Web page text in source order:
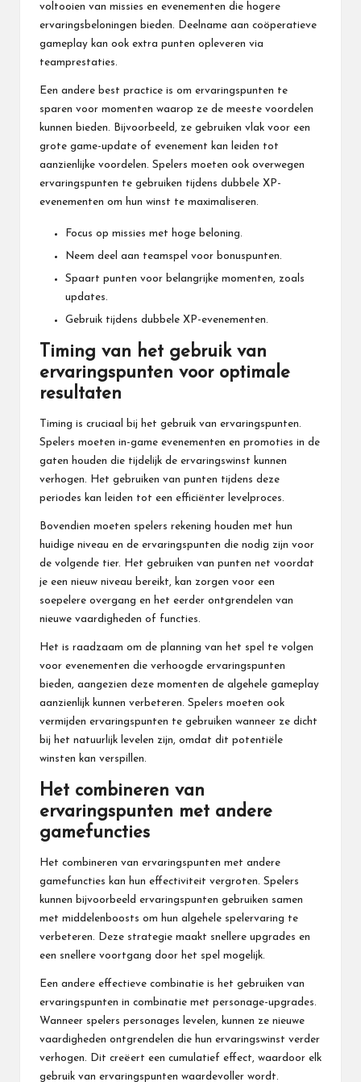
voltooien van missies en evenementen die hogere
ervaringsbeloningen bieden. Deelname aan coöperatieve
gameplay kan ook extra punten opleveren via
teamprestaties.
Een andere best practice is om ervaringspunten te
sparen voor momenten waarop ze de meeste voordelen
kunnen bieden. Bijvoorbeeld, ze gebruiken vlak voor een
grote game-update of evenement kan leiden tot
aanzienlijke voordelen. Spelers moeten ook overwegen
ervaringspunten te gebruiken tijdens dubbele XP-
evenementen om hun winst te maximaliseren.
Focus op missies met hoge beloning.
Neem deel aan teamspel voor bonuspunten.
Spaart punten voor belangrijke momenten, zoals
updates.
Gebruik tijdens dubbele XP-evenementen.
Timing van het gebruik van
ervaringspunten voor optimale
resultaten
Timing is cruciaal bij het gebruik van ervaringspunten.
Spelers moeten in-game evenementen en promoties in de
gaten houden die tijdelijk de ervaringswinst kunnen
verhogen. Het gebruiken van punten tijdens deze
periodes kan leiden tot een efficiënter levelproces.
Bovendien moeten spelers rekening houden met hun
huidige niveau en de ervaringspunten die nodig zijn voor
de volgende tier. Het gebruiken van punten net voordat
je een nieuw niveau bereikt, kan zorgen voor een
soepelere overgang en het eerder ontgrendelen van
nieuwe vaardigheden of functies.
Het is raadzaam om de planning van het spel te volgen
voor evenementen die verhoogde ervaringspunten
bieden, aangezien deze momenten de algehele gameplay
aanzienlijk kunnen verbeteren. Spelers moeten ook
vermijden ervaringspunten te gebruiken wanneer ze dicht
bij het natuurlijk levelen zijn, omdat dit potentiële
winsten kan verspillen.
Het combineren van
ervaringspunten met andere
gamefuncties
Het combineren van ervaringspunten met andere
gamefuncties kan hun effectiviteit vergroten. Spelers
kunnen bijvoorbeeld ervaringspunten gebruiken samen
met middelenboosts om hun algehele spelervaring te
verbeteren. Deze strategie maakt snellere upgrades en
een snellere voortgang door het spel mogelijk.
Een andere effectieve combinatie is het gebruiken van
ervaringspunten in combinatie met personage-upgrades.
Wanneer spelers personages levelen, kunnen ze nieuwe
vaardigheden ontgrendelen die hun ervaringswinst verder
verhogen. Dit creëert een cumulatief effect, waardoor elk
gebruik van ervaringspunten waardevoller wordt.